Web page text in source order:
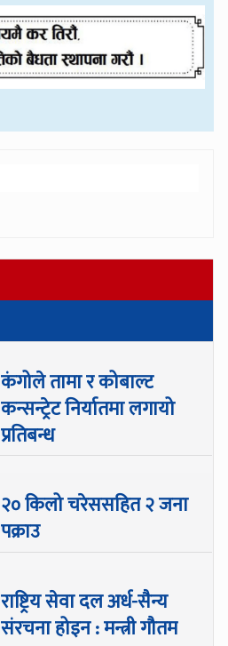
कंगोले तामा र कोबाल्ट
कन्सन्ट्रेट निर्यातमा लगायो
प्रतिबन्ध
२० किलो चरेससहित २ जना
पक्राउ
राष्ट्रिय सेवा दल अर्ध-सैन्य
संरचना होइन : मन्त्री गौतम